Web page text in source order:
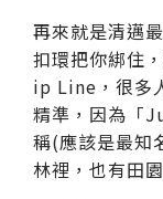
再來就是清邁
扣環把你綁住
ip Line，很多
精準，因為「
稱(應該是最知
林裡，也有田